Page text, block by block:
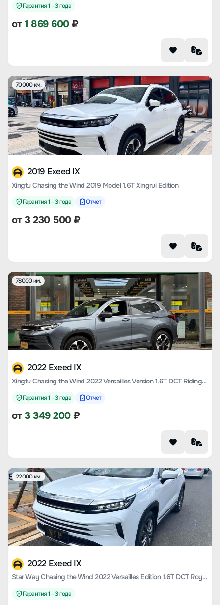
Гарантия 1 - 3 года
от1 869 600₽
70000 км.
2019 Exeed IX
Xingtu Chasing the Wind 2019 Model 1.6T Xingrui Edition
Гарантия 1 - 3 года Отчет
от3 230 500₽
78000 км.
2022 Exeed IX
Xingtu Chasing the Wind 2022 Versailles Version 1.6T DCT Riding the Wind Version
Гарантия 1 - 3 года Отчет
от3 349 200₽
22000 км.
2022 Exeed IX
Star Way Chasing the Wind 2022 Versailles Edition 1.6T DCT Royal Popular Edition
Гарантия 1 - 3 года